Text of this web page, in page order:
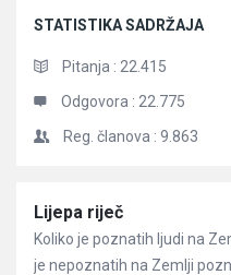
STATISTIKA SADRŽAJA
Pitanja : 22.415
Odgovora : 22.775
Reg. članova : 9.863
Članci
Lijepa riječ
Koliko je poznatih ljudi na
je nepoznatih na Zemlji